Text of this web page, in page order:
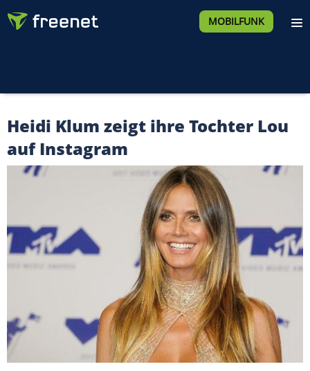
MOBILFUNK
Heidi Klum zeigt ihre Tochter Lou
auf Instagram